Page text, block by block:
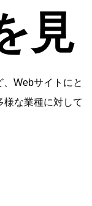
見
Webサイトにと
様な業種に対して